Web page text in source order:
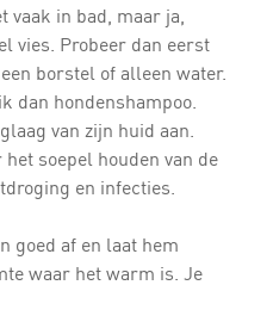
vaak in bad, maar ja,
vies. Probeer dan eerst
borstel of alleen water.
dan hondenshampoo.
van zijn huid aan.
soepel houden van de
en infecties.
goed af en laat hem
waar het warm is. Je